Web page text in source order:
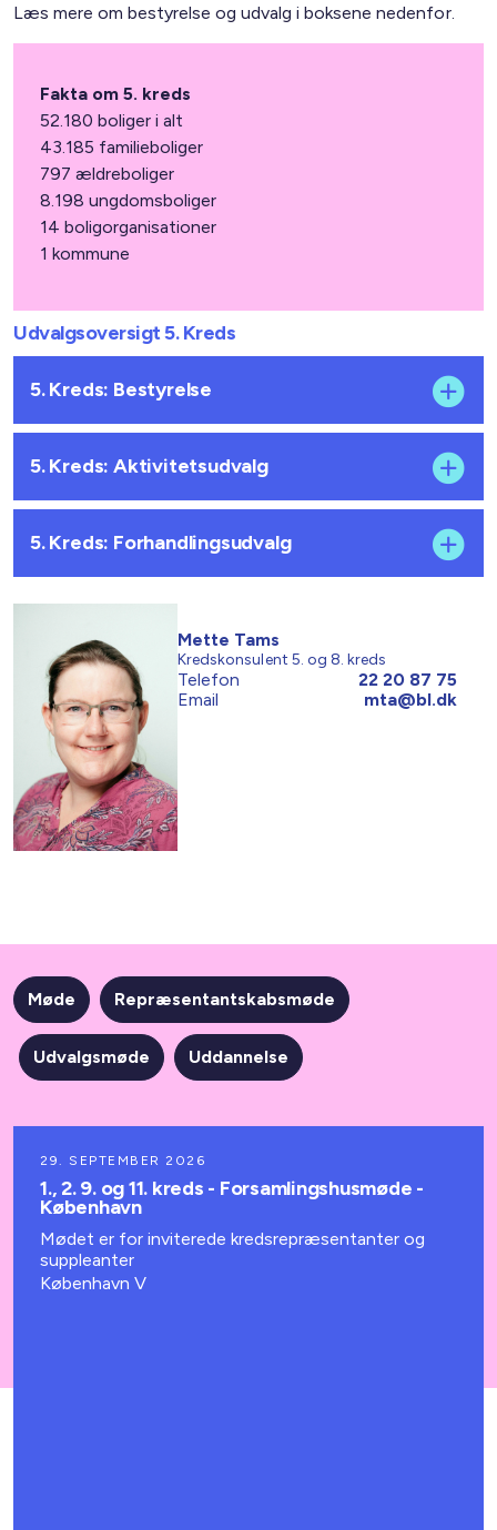
Læs mere om bestyrelse og udvalg i boksene nedenfor.
Fakta om 5. kreds
52.180 boliger i alt
43.185 familieboliger
797 ældreboliger
8.198 ungdomsboliger
14 boligorganisationer
1 kommune
Udvalgsoversigt 5. Kreds
5. Kreds: Bestyrelse
5. Kreds: Aktivitetsudvalg
5. Kreds: Forhandlingsudvalg
Mette Tams
Kredskonsulent 5. og 8. kreds
Telefon
22 20 87 75
Email
mta@bl.dk
Møde Repræsentantskabsmøde
Udvalgsmøde Uddannelse
29. SEPTEMBER 2026
1., 2. 9. og 11. kreds - Forsamlingshusmøde -
København
Mødet er for inviterede kredsrepræsentanter og
suppleanter
København V